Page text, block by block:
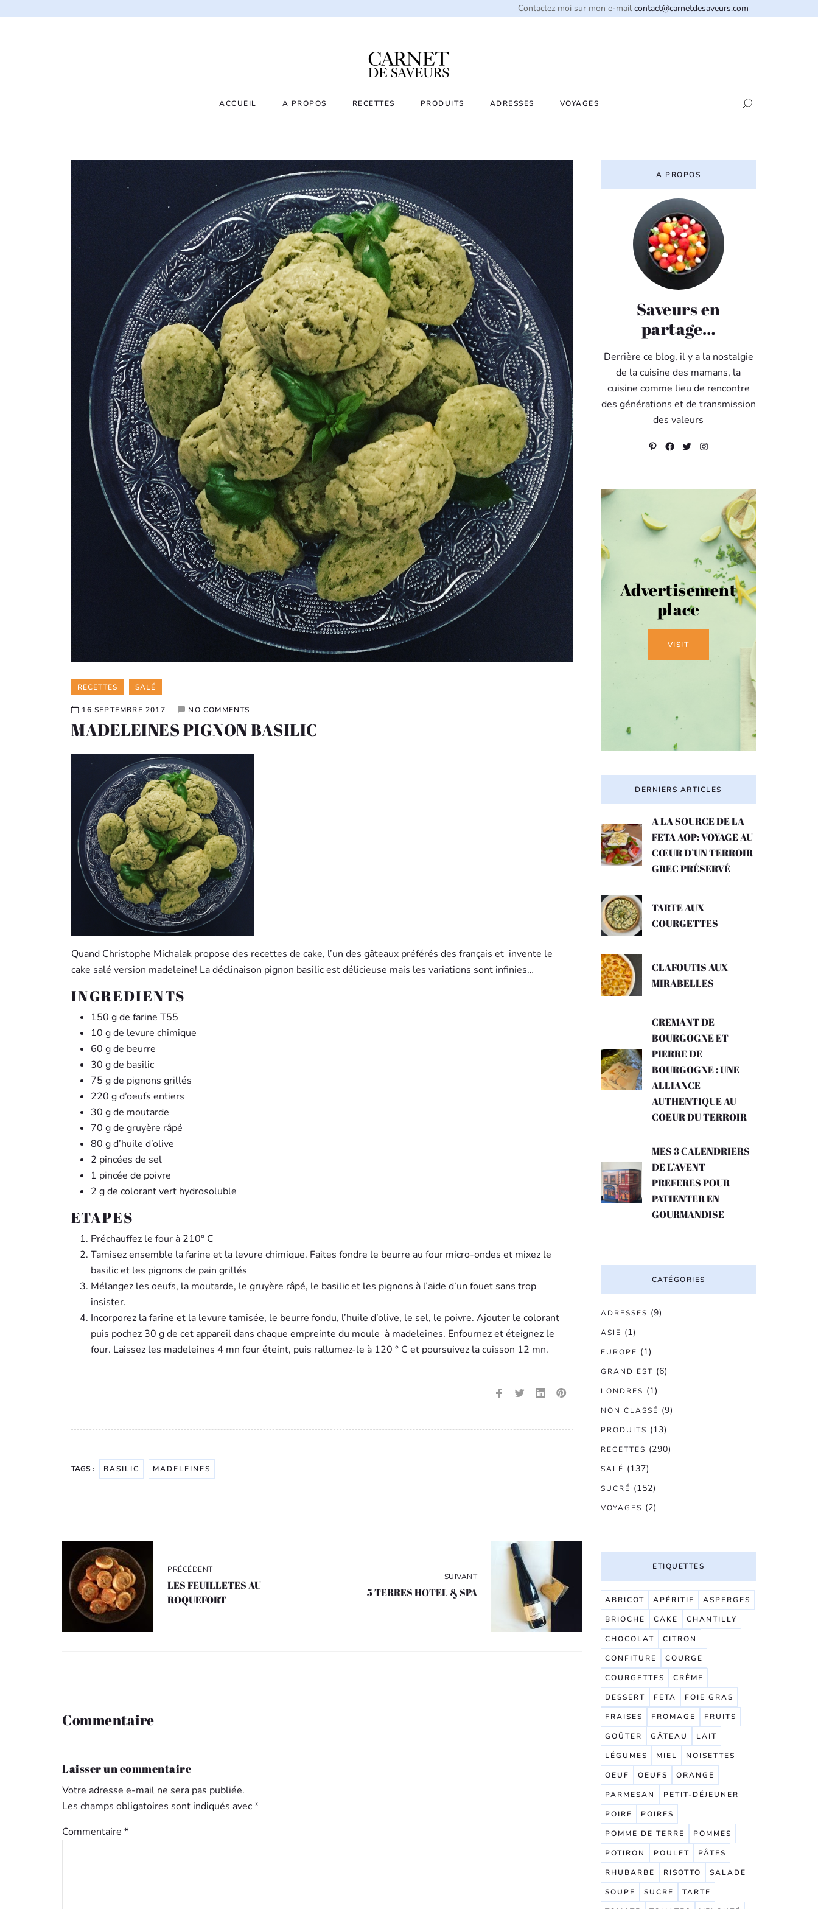
Contactez moi sur mon e-mail contact@carnetdesaveurs.com
ACCUEIL A PROPOS RECETTES PRODUITS ADRESSES VOYAGES
Categories
RECETTES SALÉ
16 SEPTEMBRE 2017 NO COMMENTS
MADELEINES PIGNON BASILIC
Quand Christophe Michalak propose des recettes de cake, l’un des gâteaux préférés des français et invente le
cake salé version madeleine! La déclinaison pignon basilic est délicieuse mais les variations sont infinies…
INGREDIENTS
150 g de farine T55
10 g de levure chimique
60 g de beurre
30 g de basilic
75 g de pignons grillés
220 g d’oeufs entiers
30 g de moutarde
70 g de gruyère râpé
80 g d’huile d’olive
2 pincées de sel
1 pincée de poivre
2 g de colorant vert hydrosoluble
ETAPES
Préchauffez le four à 210° C
Tamisez ensemble la farine et la levure chimique. Faites fondre le beurre au four micro-ondes et mixez le
basilic et les pignons de pain grillés
Mélangez les oeufs, la moutarde, le gruyère râpé, le basilic et les pignons à l’aide d’un fouet sans trop
insister.
Incorporez la farine et la levure tamisée, le beurre fondu, l’huile d’olive, le sel, le poivre. Ajouter le colorant
puis pochez 30 g de cet appareil dans chaque empreinte du moule à madeleines. Enfournez et éteignez le
four. Laissez les madeleines 4 mn four éteint, puis rallumez-le à 120 ° C et poursuivez la cuisson 12 mn.
TAGS : BASILIC MADELEINES
Navigation
de
l’article
PRÉCÉDENT
LES FEUILLETES AU
ROQUEFORT
SUIVANT
5 TERRES HOTEL & SPA
Commentaire
Laisser un commentaire
Votre adresse e-mail ne sera pas publiée.
Les champs obligatoires sont indiqués avec*
Commentaire *
A PROPOS
Saveurs en
partage…
Derrière ce blog, il y a la nostalgie
de la cuisine des mamans, la
cuisine comme lieu de rencontre
des générations et de transmission
des valeurs
Pinterest
Facebook
TwitterInstagram
Advertisement
place
VISIT
DERNIERS ARTICLES
A LA SOURCE DE LA
FETA AOP: VOYAGE AU
CŒUR D’UN TERROIR
GREC PRÉSERVÉ
TARTE AUX
COURGETTES
CLAFOUTIS AUX
MIRABELLES
CREMANT DE
BOURGOGNE ET
PIERRE DE
BOURGOGNE : UNE
ALLIANCE
AUTHENTIQUE AU
COEUR DU TERROIR
MES 3 CALENDRIERS
DE L’AVENT
PREFERES POUR
PATIENTER EN
GOURMANDISE
CATÉGORIES
ADRESSES (9)
ASIE (1)
EUROPE (1)
GRAND EST (6)
LONDRES (1)
NON CLASSÉ (9)
PRODUITS (13)
RECETTES (290)
SALÉ (137)
SUCRÉ (152)
VOYAGES (2)
ETIQUETTES
ABRICOT APÉRITIF
ASPERGES
BRIOCHE
CAKE
CHANTILLY
CHOCOLAT
CITRON
CONFITURE
COURGE
COURGETTES
CRÈME
DESSERT
FETA
FOIE GRAS
FRAISES
FROMAGE
FRUITS
GOÛTER
GÂTEAU
LAIT
LÉGUMES
MIEL
NOISETTES
OEUF
OEUFS
ORANGE
PARMESAN
PETIT-DÉJEUNER
POIRE
POIRES
POMME DE TERRE
POMMES
POTIRON
POULET
PÂTES
RHUBARBE
RISOTTO
SALADE
SOUPE
SUCRE
TARTE